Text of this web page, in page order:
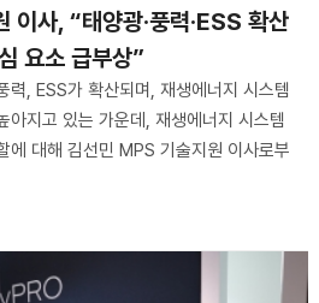
이사, “태양광·풍력·ESS 확산
요소 급부상”
력, ESS가 확산되며, 재생에너지 시스템
아지고 있는 가운데, 재생에너지 시스템
에 대해 김선민 MPS 기술지원 이사로부